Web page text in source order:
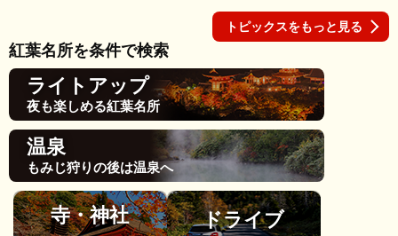
トピックスをもっと見る
紅葉名所を条件で検索
ライトアップ
夜も楽しめる紅葉名所
温泉
もみじ狩りの後は温泉へ
寺・神社 ドライブ